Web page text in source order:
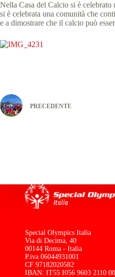
Nella Casa del Calcio si è
si è celebrata una comunità che
e a dimostrare che il calcio può
PRECEDENTE
Special Olympics Italia
Via di Decima, 40
00144 Roma - Italia
P.iva 06044931001
CF 97182020582
IBAN: IT55 I056 9603 2110